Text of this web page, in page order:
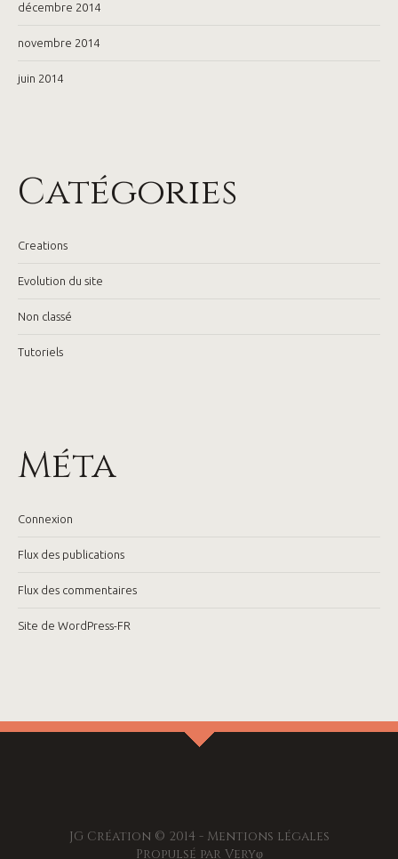
décembre 2014
novembre 2014
juin 2014
Catégories
Creations
Evolution du site
Non classé
Tutoriels
Méta
Connexion
Flux des publications
Flux des commentaires
Site de WordPress-FR
JG Création © 2014 - Mentions légales
Propulsé par Veryφ